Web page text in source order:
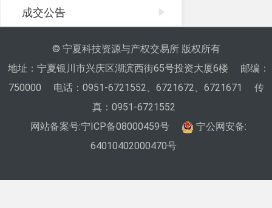
成交公告
© 宁夏科技资源与产权交易所 版权所有
地址：宁夏银川市兴庆区湖滨西街65号投资大厦6楼
邮编：
750000
电话：0951-6721552、6721672、6721671
传
真：0951-6721552
网站备案号:宁ICP备08000459号
宁公网安备:
64010402000470号